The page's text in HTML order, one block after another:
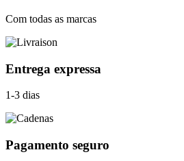
Com todas as marcas
Entrega expressa
1-3 dias
Pagamento seguro